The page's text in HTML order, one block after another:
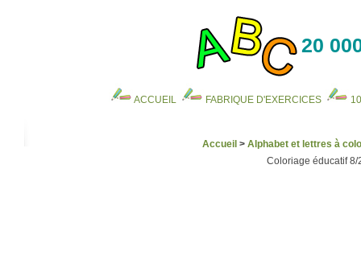
20
ACCUEIL FABRIQUE D'EXERCICES
Accueil > Alphabet et lettres à
Coloriage éducatif 8/